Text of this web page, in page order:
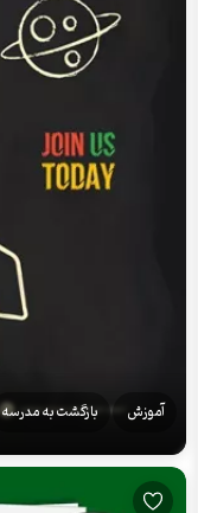
آموزش بازگشت به مدرسه